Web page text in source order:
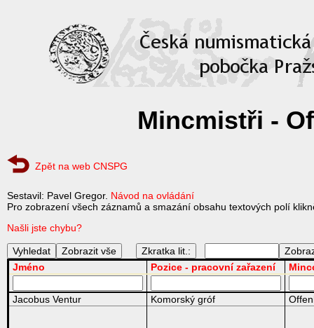
Mincmistři -
Zpět na web CNSPG
Sestavil: Pavel Gregor. Návod na ovládání
Pro zobrazení všech záznamů a smazání obsahu textových polí
Našli jste chybu?
Zkratka lit.:
Jméno
Pozice - pracovní zařazení
Jacobus Ventur Komorský gróf